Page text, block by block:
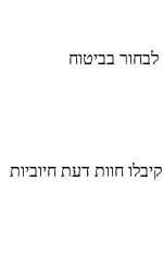
בביטוח
אלה קיבלו חוות דעת חיוביות